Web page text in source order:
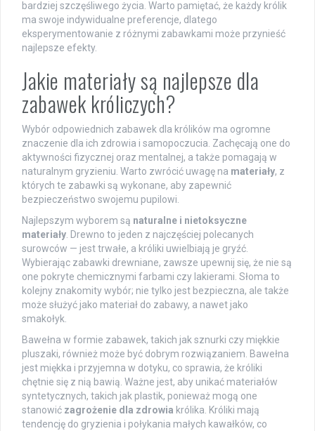
bardziej szczęśliwego życia. Warto pamiętać, że każdy królik
ma swoje indywidualne preferencje, dlatego
eksperymentowanie z różnymi zabawkami może przynieść
najlepsze efekty.
Jakie materiały są najlepsze dla
zabawek króliczych?
Wybór odpowiednich zabawek dla królików ma ogromne
znaczenie dla ich zdrowia i samopoczucia. Zachęcają one do
aktywności fizycznej oraz mentalnej, a także pomagają w
naturalnym gryzieniu. Warto zwrócić uwagę na materiały, z
których te zabawki są wykonane, aby zapewnić
bezpieczeństwo swojemu pupilowi.
Najlepszym wyborem są naturalne i nietoksyczne
materiały . Drewno to jeden z najczęściej polecanych
surowców — jest trwałe, a króliki uwielbiają je gryźć.
Wybierając zabawki drewniane, zawsze upewnij się, że nie są
one pokryte chemicznymi farbami czy lakierami. Słoma to
kolejny znakomity wybór; nie tylko jest bezpieczna, ale także
może służyć jako materiał do zabawy, a nawet jako
smakołyk.
Bawełna w formie zabawek, takich jak sznurki czy miękkie
pluszaki, również może być dobrym rozwiązaniem. Bawełna
jest miękka i przyjemna w dotyku, co sprawia, że króliki
chętnie się z nią bawią. Ważne jest, aby unikać materiałów
syntetycznych, takich jak plastik, ponieważ mogą one
stanowić zagrożenie dla zdrowia królika. Króliki mają
tendencję do gryzienia i połykania małych kawałków, co